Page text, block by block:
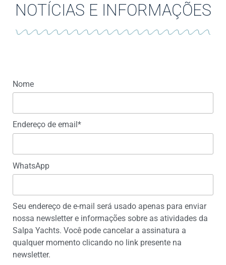
NOTÍCIAS E INFORMAÇÕES
Nome
Endereço de email*
WhatsApp
Seu endereço de e-mail será usado apenas para enviar
nossa newsletter e informações sobre as atividades da
Salpa Yachts. Você pode cancelar a assinatura a
qualquer momento clicando no link presente na
newsletter.